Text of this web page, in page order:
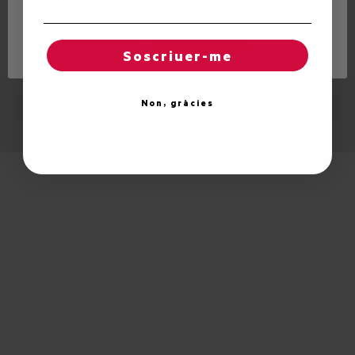
© 2026 Unitat d'Aran. Tots els drets reservats.
Regles de "cookies" Acceptar totes
Soscriuer-me
Non, gràcies